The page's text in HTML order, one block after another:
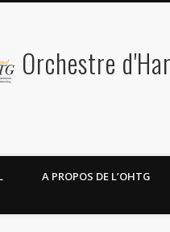
Orchestre
A PROPOS DE L’OHTG